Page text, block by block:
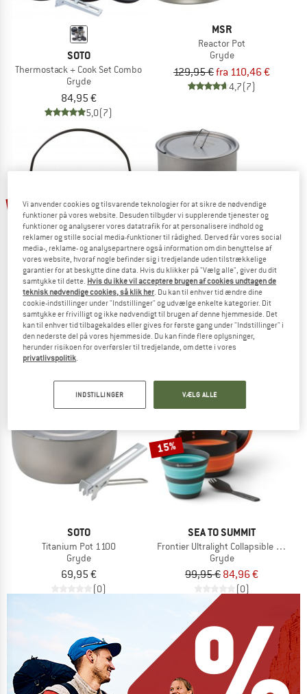
SOTO
Thermostack + Cook Set Combo
Gryde
84,95 €
5,0(7)
MSR
Reactor Pot
Gryde
129,95 €fra 110,46 €
4,7(7)
15%
MSR
Pika Teapot
Temaskine
49,95 €42,46 €
SOTO
Titanium Pot 750
Gryde
54,95 €
(0)
SOTO
Titanium Pot 1100
Gryde
69,95 €
(0)
15%
SEA TO SUMMIT
Frontier Ultralight Collapsible One
Gryde
99,95 € 84,96 €
(0)
Vi anvender cookies og tilsvarende teknologier for at sikre de nødvendige
funktioner på vores website. Desuden tilbyder vi supplerende tjenester og
funktioner og analyserer vores datatrafik for at personalisere indhold og
reklamer og stille social media-funktioner til rådighed. Derved får vores social
media-, reklame- og analysepartnere også information om din benyttelse af
vores website, hvoraf nogle befinder sig i tredjelande uden tilstrækkelige
garantier for at beskytte dine data. Hvis du klikker på "Vælg alle", giver du dit
samtykke til dette. Hvis du ikke vil acceptere brugen af cookies undtagen de
teknisk nødvendige cookies, så klik her . Du kan til enhver tid ændre dine
cookie-indstillinger under "Indstillinger" og udvælge enkelte kategorier. Dit
samtykke er frivilligt og ikke nødvendigt til brugen af denne hjemmeside. Det
kan til enhver tid tilbagekaldes eller gives for første gang under "Indstillinger" i
den nederste del på vores hjemmeside. Du kan finde flere oplysninger,
herunder risikoen for overførsler til tredjelande, om dette i vores
privatlivspolitik
INDSTILLINGER VÆLG ALLE